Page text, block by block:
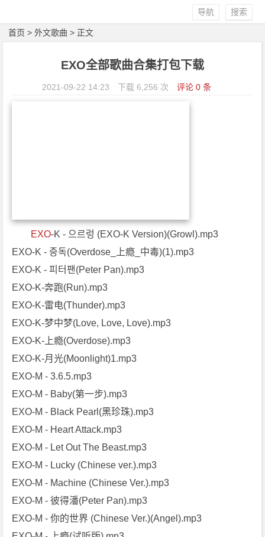
搜索
导航
首页 >外文歌曲 > 正文
EXO全部歌曲合集打包下载
2021-09-22 14:23 下载 6,256 次 评论 0 条
EXO-K - 으르렁 (EXO-K Version)(Growl).mp3
EXO-K - 중독(Overdose_上瘾_中毒)(1).mp3
EXO-K - 피터팬(Peter Pan).mp3
EXO-K-奔跑(Run).mp3
EXO-K-雷电(Thunder).mp3
EXO-K-梦中梦(Love, Love, Love).mp3
EXO-K-上瘾(Overdose).mp3
EXO-K-月光(Moonlight)1.mp3
EXO-M - 3.6.5.mp3
EXO-M - Baby(第一步).mp3
EXO-M - Black Pearl(黑珍珠).mp3
EXO-M - Heart Attack.mp3
EXO-M - Let Out The Beast.mp3
EXO-M - Lucky (Chinese ver.).mp3
EXO-M - Machine (Chinese Ver.).mp3
EXO-M - 彼得潘(Peter Pan).mp3
EXO-M - 你的世界 (Chinese Ver.)(Angel).mp3